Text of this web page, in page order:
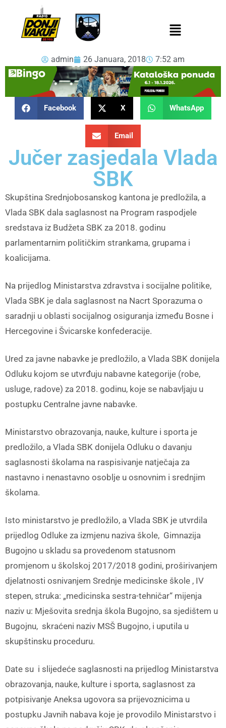
admin 26 Januara, 2018 7:52 am
Facebook X WhatsApp
Email
Jučer zasjedala Vlada
SBK
Skupština Srednjobosanskog kantona je predložila, a
Vlada SBK dala saglasnost na Program raspodjele
sredstava iz Budžeta SBK za 2018. godinu
parlamentarnim političkim strankama, grupama i
koalicijama.
Na prijedlog Ministarstva zdravstva i socijalne politike,
Vlada SBK je dala saglasnost na Nacrt Sporazuma o
saradnji u oblasti socijalnog osiguranja između Bosne i
Hercegovine i Švicarske konfederacije.
Ured za javne nabavke je predložilo, a Vlada SBK donijela
Odluku kojom se utvrđuju nabavne kategorije (robe,
usluge, radove) za 2018. godinu, koje se nabavljaju u
postupku Centralne javne nabavke.
Ministarstvo obrazovanja, nauke, kulture i sporta je
predložilo, a Vlada SBK donijela Odluku o davanju
saglasnosti školama na raspisivanje natječaja za
nastavno i nenastavno osoblje u osnovnim i srednjim
školama.
Isto ministarstvo je predložilo, a Vlada SBK je utvrdila
prijedlog Odluke za izmjenu naziva škole, Gimnazija
Bugojno u skladu sa provedenom statusnom
promjenom u školskoj 2017/2018 godini, proširivanjem
djelatnosti osnivanjem Srednje medicinske škole , IV
stepen, struka: „medicinska sestra-tehničar“ mijenja
naziv u: Mješovita srednja škola Bugojno, sa sjedištem u
Bugojnu, skraćeni naziv MSŠ Bugojno, i uputila u
skupštinsku proceduru.
Date su i slijedeće saglasnosti na prijedlog Ministarstva
obrazovanja, nauke, kulture i sporta, saglasnost za
potpisivanje Aneksa ugovora sa prijevoznicima u
postupku Javnih nabava koje je provodilo Ministarstvo i